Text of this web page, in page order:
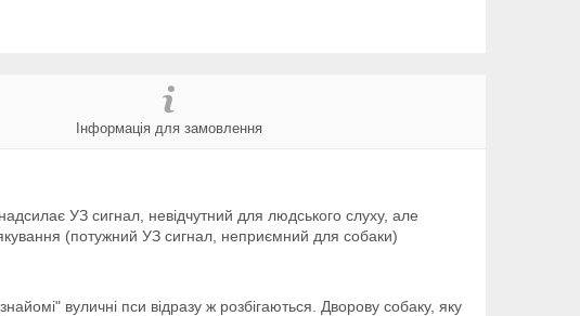
Інформація для замовлення
УЗ сигнал, невідчутний для людського слуху, але
(потужний УЗ сигнал, неприємний для собаки)
вуличні пси відразу ж розбігаються. Дворову собаку, яку